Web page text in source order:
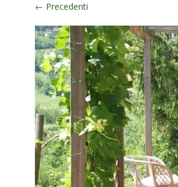
← Precedenti